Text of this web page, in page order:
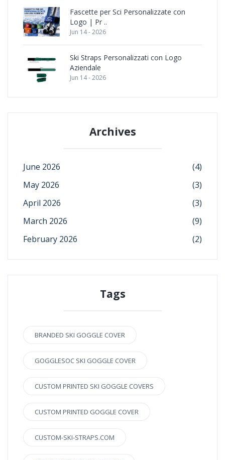
Fascette per Sci Personalizzate con
Logo | Pr ..
Jun 14 - 2026
Ski Straps Personalizzati con Logo
Aziendale
Jun 14 - 2026
Archives
June 2026
(4)
May 2026
(3)
April 2026
(3)
March 2026
(9)
February 2026
(2)
Tags
BRANDED SKI GOGGLE COVER
GOGGLESOC SKI GOGGLE COVER
CUSTOM PRINTED SKI GOGGLE COVERS
CUSTOM PRINTED GOGGLE COVER
CUSTOM-SKI-STRAPS.COM